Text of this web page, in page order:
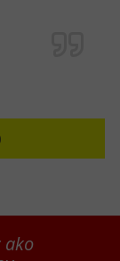
ako